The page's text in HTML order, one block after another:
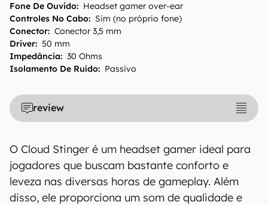
Fone De Ouvido: Headset gamer over-ear
Controles No Cabo: Sim (no próprio fone)
Conector: Conector 3,5 mm
Driver: 50 mm
Impedância: 30 Ohms
Isolamento De Ruído: Passivo
review
O Cloud Stinger é um headset gamer ideal para
jogadores que buscam bastante conforto e
leveza nas diversas horas de gameplay. Além
disso, ele proporciona um som de qualidade e